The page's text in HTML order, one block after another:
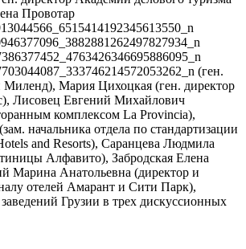
Провотар
(ген.
Миленд), Мария Цихоцкая (ген. директор
Лисовец Евгений Михайлович
комплексом La Provincia),
начальника отдела по стандартизации
and Resorts), Саранцева Людмила
Алфавито), Забродская Елена
Марина Анатольевна (директор и
отелей Амарант и Сити Парк),
Грузии в трех дискуссионных